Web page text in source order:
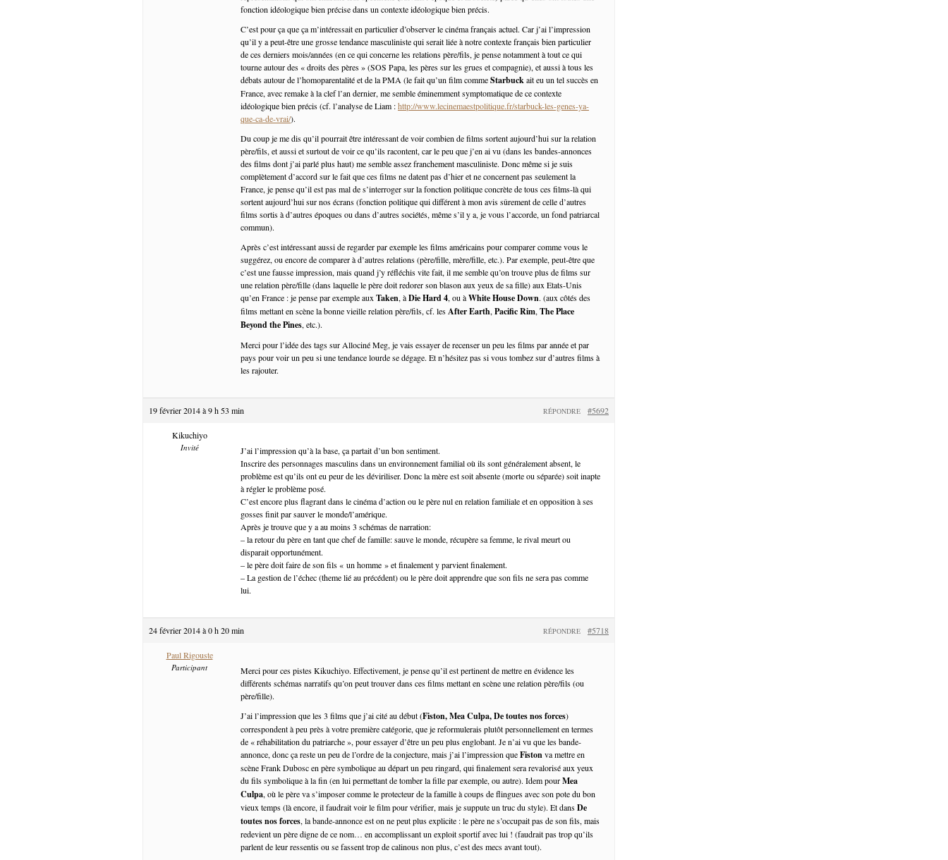
fonction idéologique bien précise dans un contexte idéologique bien précis.
C’est pour ça que ça m’intéressait en particulier d’observer le cinéma français actuel. Car j’ai l’impression
qu’il y a peut-être une grosse tendance masculiniste qui serait liée à notre contexte français bien particulier
de ces derniers mois/années (en ce qui concerne les relations père/fils, je pense notamment à tout ce qui
tourne autour des « droits des pères » (SOS Papa, les pères sur les grues et compagnie), et aussi à tous les
débats autour de l’homoparentalité et de la PMA (le fait qu’un film commeStarbuckait eu un tel succès en
France, avec remake à la clef l’an dernier, me semble éminemment symptomatique de ce contexte
idéologique bien précis (cf. l’analyse de Liam :http://www.lecinemaestpolitique.fr/starbuck-les-genes-ya-
que-ca-de-vrai/).
Du coup je me dis qu’il pourrait être intéressant de voir combien de films sortent aujourd’hui sur la relation
père/fils, et aussi et surtout de voir ce qu’ils racontent, car le peu que j’en ai vu (dans les bandes-annonces
des films dont j’ai parlé plus haut) me semble assez franchement masculiniste. Donc même si je suis
complètement d’accord sur le fait que ces films ne datent pas d’hier et ne concernent pas seulement la
France, je pense qu’il est pas mal de s’interroger sur la fonction politique concrète de tous ces films-là qui
sortent aujourd’hui sur nos écrans (fonction politique qui différent à mon avis sûrement de celle d’autres
films sortis à d’autres époques ou dans d’autres sociétés, même s’il y a, je vous l’accorde, un fond patriarcal
commun).
Après c’est intéressant aussi de regarder par exemple les films américains pour comparer comme vous le
suggérez, ou encore de comparer à d’autres relations (père/fille, mère/fille, etc.). Par exemple, peut-être que
c’est une fausse impression, mais quand j’y réfléchis vite fait, il me semble qu’on trouve plus de films sur
une relation père/fille (dans laquelle le père doit redorer son blason aux yeux de sa fille) aux Etats-Unis
qu’en France : je pense par exemple aux Taken, àDie Hard 4, ou àWhite House Down. (aux côtés des
films mettant en scène la bonne vieille relation père/fils, cf. lesAfter Earth, Pacific Rim, The Place
Beyond the Pines, etc.).
Merci pour l’idée des tags sur Allociné Meg, je vais essayer de recenser un peu les films par année et par
pays pour voir un peu si une tendance lourde se dégage. Et n’hésitez pas si vous tombez sur d’autres films à
les rajouter.
19 février 2014 à 9 h 53 min #5692
RÉPONDRE
Kikuchiyo
Invité
J’ai l’impression qu’à la base, ça partait d’un bon sentiment.
Inscrire des personnages masculins dans un environnement familial où ils sont généralement absent, le
problème est qu’ils ont eu peur de les déviriliser. Donc la mère est soit absente (morte ou séparée) soit inapte
à régler le problème posé.
C’est encore plus flagrant dans le cinéma d’action ou le père nul en relation familiale et en opposition à ses
gosses finit par sauver le monde/l’amérique.
Après je trouve que y a au moins 3 schémas de narration:
– la retour du père en tant que chef de famille: sauve le monde, récupère sa femme, le rival meurt ou
disparait opportunément.
– le père doit faire de son fils « un homme » et finalement y parvient finalement.
– La gestion de l’échec (theme lié au précédent) ou le père doit apprendre que son fils ne sera pas comme
lui.
24 février 2014 à 0 h 20 min #5718
RÉPONDRE
Paul Rigouste
Participant
Merci pour ces pistes Kikuchiyo. Effectivement, je pense qu’il est pertinent de mettre en évidence les
différents schémas narratifs qu’on peut trouver dans ces films mettant en scène une relation père/fils (ou
père/fille).
J’ai l’impression que les 3 films que j’ai cité au début (Fiston, Mea Culpa, De toutes nos forces)
correspondent à peu près à votre première catégorie, que je reformulerais plutôt personnellement en termes
de « réhabilitation du patriarche », pour essayer d’être un peu plus englobant. Je n’ai vu que les bande-
annonce, donc ça reste un peu de l’ordre de la conjecture, mais j’ai l’impression queFistonva mettre en
scène Frank Dubosc en père symbolique au départ un peu ringard, qui finalement sera revalorisé aux yeux
du fils symbolique à la fin (en lui permettant de tomber la fille par exemple, ou autre). Idem pourMea
Culpa, où le père va s’imposer comme le protecteur de la famille à coups de flingues avec son pote du bon
vieux temps (là encore, il faudrait voir le film pour vérifier, mais je suppute un truc du style). Et dansDe
toutes nos forces, la bande-annonce est on ne peut plus explicite : le père ne s’occupait pas de son fils, mais
redevient un père digne de ce nom… en accomplissant un exploit sportif avec lui ! (faudrait pas trop qu’ils
parlent de leur ressentis ou se fassent trop de calinous non plus, c’est des mecs avant tout).